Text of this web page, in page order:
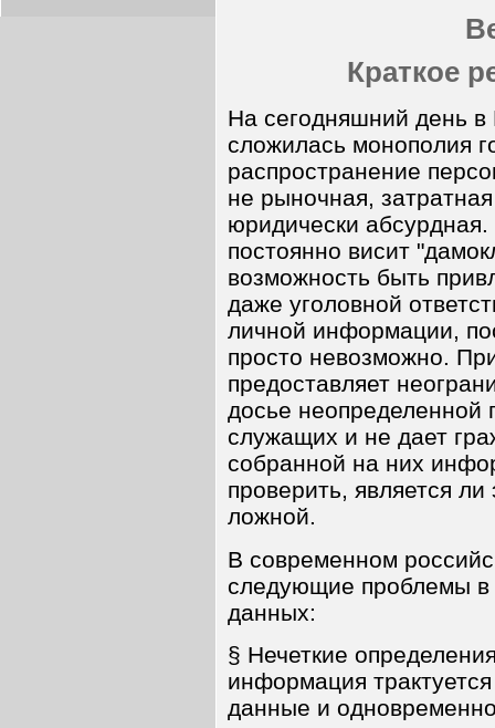
Краткое
На сегодняшний день
сложилась монополия
распространение
не рыночная,
юридически
постоянно висит
возможность быть
даже уголовной
личной информации,
просто невозможно.
предоставляет
досье неопределенной
служащих и не дает
собранной на них
проверить, является
ложной.
В современном
следующие проблемы в
данных:
§ Нечеткие
информация
данные и